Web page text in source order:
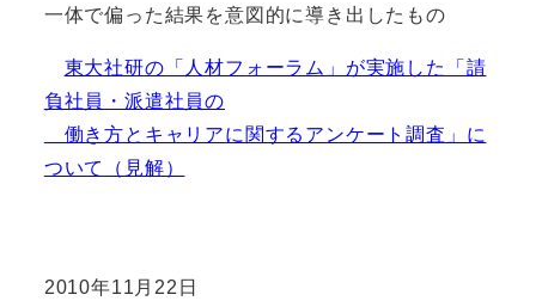
一体で偏った結果を意図的に導き出したもの
東大社研の「人材フォーラム」が実施した「請
負社員・派遣社員の
働き方とキャリアに関するアンケート調査」に
ついて（見解）
2010年11月22日